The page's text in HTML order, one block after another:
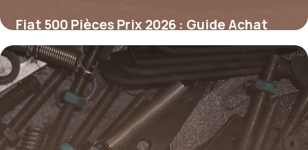
Fiat 500 Pièces Prix 2026 : Guide Achat
7 janvier 2026